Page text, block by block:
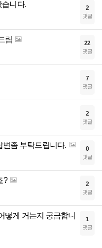
습니다. 2
댓글
림 22
댓글
7
댓글
2
댓글
변좀 부탁드립니다. 0
댓글
? 2
댓글
떻게 거는지 궁금합니
1
댓글